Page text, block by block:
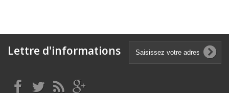
Lettre d'informations